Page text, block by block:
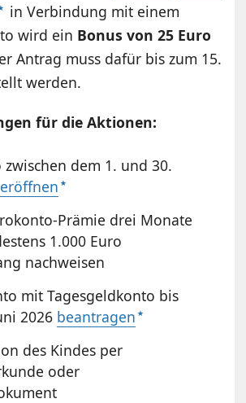
in Verbindung mit einem
wird ein Bonus von 25 Euro
Antrag muss dafür bis zum 15.
werden.
für die Aktionen:
dem 1. und 30.
eröffnen
Prämie drei Monate
1.000 Euro
nachweisen
mit Tagesgeldkonto bis
2026 beantragen
des Kindes per
oder